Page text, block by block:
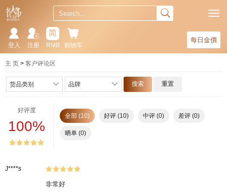
每日金價
购物车
简
RMB
注册
登入
主 页 客户评论区
货品类别 品牌 搜索 重置
好评度
100%
全部 (10) 好评 (10) 中评 (0) 差评 (0)
晒单 (0)
J****s
非常好